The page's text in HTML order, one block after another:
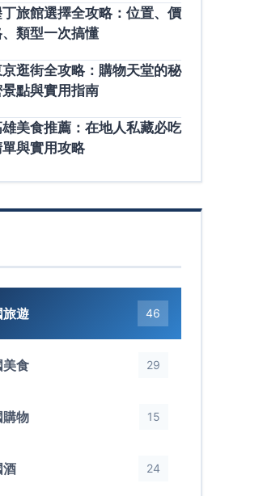
旅館選擇全攻略：位置、價
類型一次搞懂
逛街全攻略：購物天堂的秘
點與實用指南
美食推薦：在地人私藏必吃
與實用攻略
旅遊 46
美食 29
購物 15
酒 24